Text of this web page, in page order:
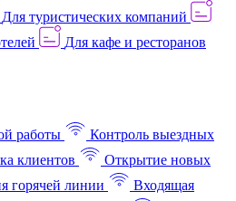
Для туристических компаний
Для кафе и ресторанов
работы
Контроль выездных
клиентов
Открытие новых
горячей линии
Входящая